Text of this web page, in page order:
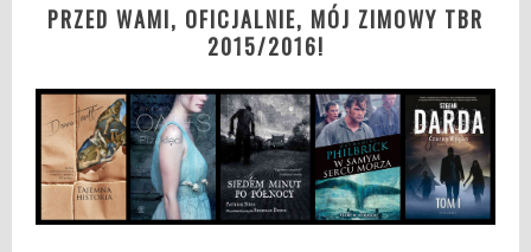
PRZED WAMI, OFICJALNIE, MÓJ ZIMOWY TBR
2015/2016!